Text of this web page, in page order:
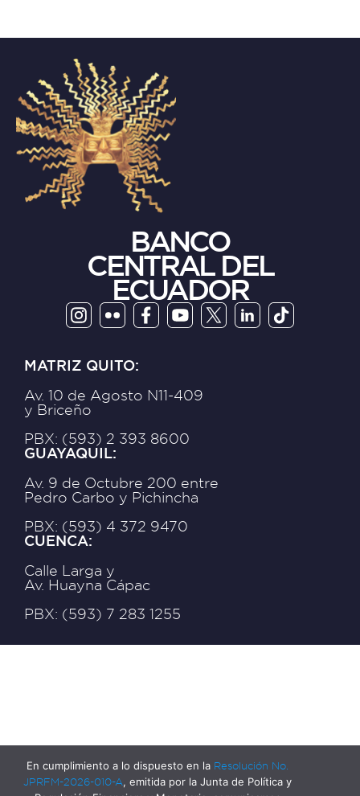
BANCO
CENTRAL DEL
ECUADOR
MATRIZ QUITO:
Av. 10 de Agosto N11-409
y Briceño
PBX: (593) 2 393 8600
GUAYAQUIL:
Av. 9 de Octubre 200 entre
Pedro Carbo y Pichincha
PBX: (593) 4 372 9470
CUENCA:
Calle Larga y
Av. Huayna Cápac
PBX: (593) 7 283 1255
En cumplimiento a lo dispuesto en la Resolución No.
JPRFM-2026-010-A, emitida por la Junta de Política y